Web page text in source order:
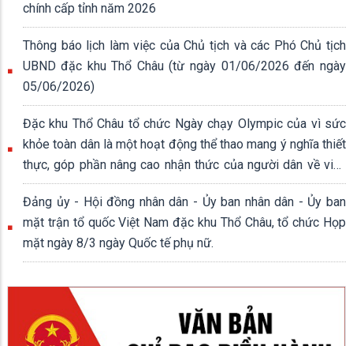
chính cấp tỉnh năm 2026
Thông báo lịch làm việc của Chủ tịch và các Phó Chủ tịch
UBND đặc khu Thổ Châu (từ ngày 01/06/2026 đến ngày
05/06/2026)
Đặc khu Thổ Châu tổ chức Ngày chạy Olympic của vì sức
khỏe toàn dân là một hoạt động thể thao mang ý nghĩa thiết
thực, góp phần nâng cao nhận thức của người dân về việc
rèn luyện thân thể, xây dựng lối sống lành mạnh.
Đảng ủy - Hội đồng nhân dân - Ủy ban nhân dân - Ủy ban
mặt trận tổ quốc Việt Nam đặc khu Thổ Châu, tổ chức Họp
mặt ngày 8/3 ngày Quốc tế phụ nữ.